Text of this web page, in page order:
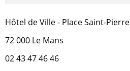
Hôtel de Ville - Place Saint-Pierre
72 000 Le Mans
02 43 47 46 46